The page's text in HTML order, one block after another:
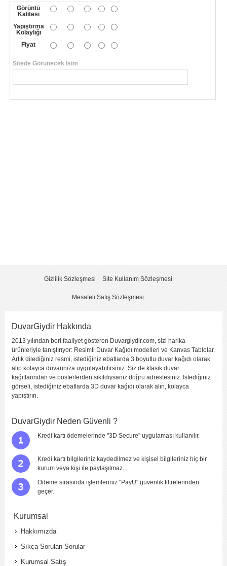
Görüntü
Kalitesi
Yapıştırma
Kolaylığı
Fiyat
Sitede Görünecek İsim
Gizlilik Sözleşmesi Site Kullanım Sözleşmesi
Mesafeli Satış Sözleşmesi
DuvarGiydir Hakkında
2013 yılından beri faaliyet gösteren Duvargiydir.com, sizi harika
ürünleriyle tanıştırıyor: Resimli Duvar Kağıdı modelleri ve Kanvas Tablolar.
Artık dilediğiniz resmi, istediğiniz ebatlarda 3 boyutlu duvar kağıdı olarak
alıp kolayca duvarınıza uygulayabilirsiniz. Siz de klasik duvar
kağıtlarından ve posterlerden sıkıldıysanız doğru adrestesiniz. İstediğiniz
görseli, istediğiniz ebatlarda 3D duvar kağıdı olarak alın, kolayca
yapıştırın.
DuvarGiydir Neden Güvenli ?
Kredi kartı ödemelerinde "3D Secure" uygulaması kullanılır.
Kredi kartı bilgileriniz kaydedilmez ve kişisel bilgileriniz hiç bir
kurum veya kişi ile paylaşılmaz.
Ödeme sırasında işlemleriniz "PayU" güvenlik filtrelerinden
geçer.
Kurumsal
Hakkımızda
Sıkça Sorulan Sorular
Kurumsal Satış